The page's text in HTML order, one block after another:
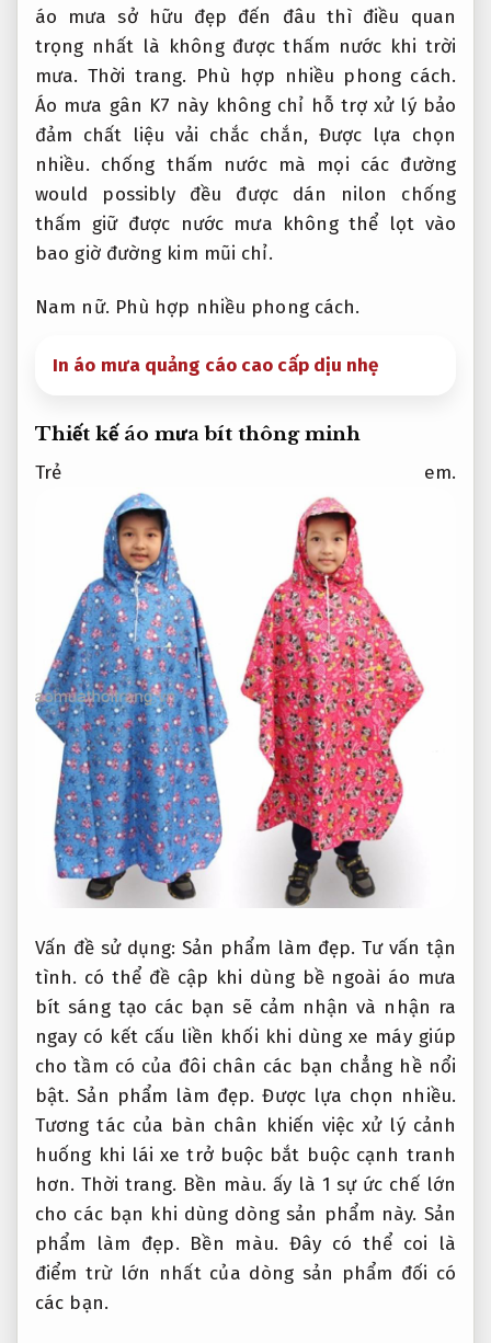
áo mưa sở hữu đẹp đến đâu thì điều quan
trọng nhất là không được thấm nước khi trời
mưa. Thời trang. Phù hợp nhiều phong cách.
Áo mưa gân K7 này không chỉ hỗ trợ xử lý bảo
đảm chất liệu vải chắc chắn, Được lựa chọn
nhiều. chống thấm nước mà mọi các đường
would possibly đều được dán nilon chống
thấm giữ được nước mưa không thể lọt vào
bao giờ đường kim mũi chỉ.
Nam nữ. Phù hợp nhiều phong cách.
In áo mưa quảng cáo cao cấp dịu nhẹ
Thiết kế áo mưa bít thông minh
Trẻ em.
Vấn đề sử dụng: Sản phẩm làm đẹp. Tư vấn tận
tình. có thể đề cập khi dùng bề ngoài áo mưa
bít sáng tạo các bạn sẽ cảm nhận và nhận ra
ngay có kết cấu liền khối khi dùng xe máy giúp
cho tầm có của đôi chân các bạn chẳng hề nổi
bật.Sản phẩm làm đẹp. Được lựa chọn nhiều.
Tương tác của bàn chân khiến việc xử lý cảnh
huống khi lái xe trở buộc bắt buộc cạnh tranh
hơn. Thời trang. Bền màu. ấy là 1 sự ức chế lớn
cho các bạn khi dùng dòng sản phẩm này. Sản
phẩm làm đẹp. Bền màu. Đây có thể coi là
điểm trừ lớn nhất của dòng sản phẩm đối có
các bạn.